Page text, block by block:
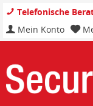
Telefonische
Mein Konto